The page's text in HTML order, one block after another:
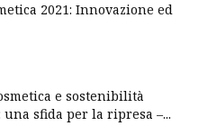
2021: Innovazione ed
e sostenibilità
sfida per la ripresa –...